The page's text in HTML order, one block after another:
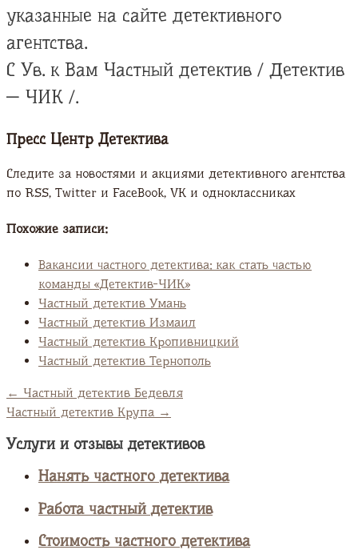
указанные на сайте детективного
агентства.
С Ув. к Вам Частный детектив / Детектив
— ЧИК /.
Пресс Центр Детектива
Следите за новостями и акциями детективного агентства
по RSS, Twitter и FaсeBook, VK и одноклассниках
Похожие записи:
Вакансии частного детектива: как стать частью
команды «Детектив-ЧИК»
Частный детектив Умань
Частный детектив Измаил
Частный детектив Кропивницкий
Частный детектив Тернополь
← Частный детектив Бедевля
Частный детектив Крупа →
Услуги и отзывы детективов
Нанять частного детектива
Работа частный детектив
Стоимость частного детектива